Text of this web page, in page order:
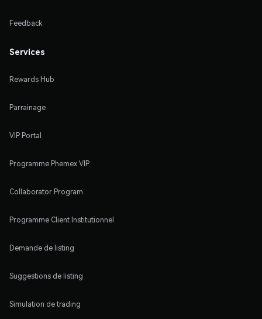
Feedback
Services
Rewards Hub
Parrainage
VIP Portal
Programme Phemex VIP
Collaborator Program
Programme Client Institutionnel
Demande de listing
Suggestions de listing
Simulation de trading